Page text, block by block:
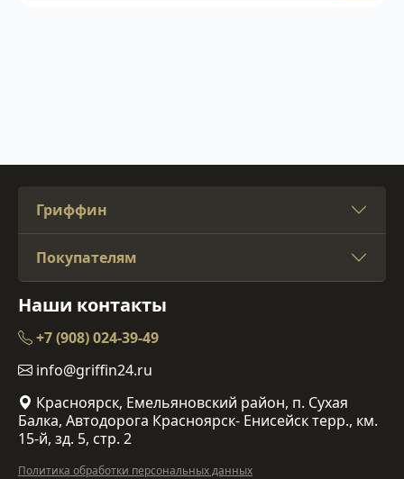
Гриффин
Покупателям
Наши контакты
+7 (908) 024-39-49
info@griffin24.ru
Красноярск, Емельяновский район, п. Сухая
Балка, Автодорога Красноярск- Енисейск терр., км.
15-й, зд. 5, стр. 2
Политика обработки персональных данных